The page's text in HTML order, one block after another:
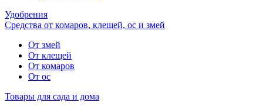
Удобрения
Средства от комаров, клещей, ос и змей
От змей
От клещей
От комаров
От ос
Товары для сада и дома